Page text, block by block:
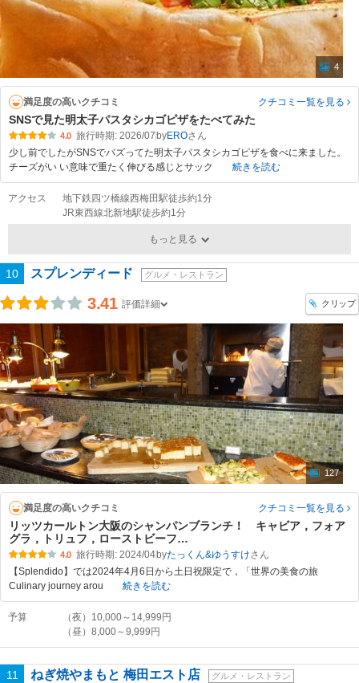
4
満足度の高いクチコミ クチコミ一覧を見る
SNSで見た明太子パスタシカゴピザをたべてみた
4.0 旅行時期: 2026/07 byERO
少し前でしたがSNSでバズってた明太子パスタシカゴピザを食べに来ました。
チーズがい い意味で重たく伸びる感じとサック
続きを読む
アクセス
地下鉄四ツ橋線西梅田駅徒歩約1分
JR東西線北新地駅徒歩約1分
もっと見る
10 スプレンディード グルメ・レストラン
3.41 評価詳細 クリップ
127
満足度の高いクチコミ クチコミ一覧を見る
リッツカールトン大阪のシャンパンブランチ！ キャビア，フォア
グラ，トリュフ，ローストビーフ…
4.0 旅行時期: 2024/04byたっくん&ゆうすけ
【Splendido】では2024年4月6日から土日祝限定で，「世界の美食の旅
Culinary journey arou
続きを読む
予算
（夜）10,000～14,999円
（昼）8,000～9,999円
11 ねぎ焼やまもと 梅田エスト店 グルメ・レストラン